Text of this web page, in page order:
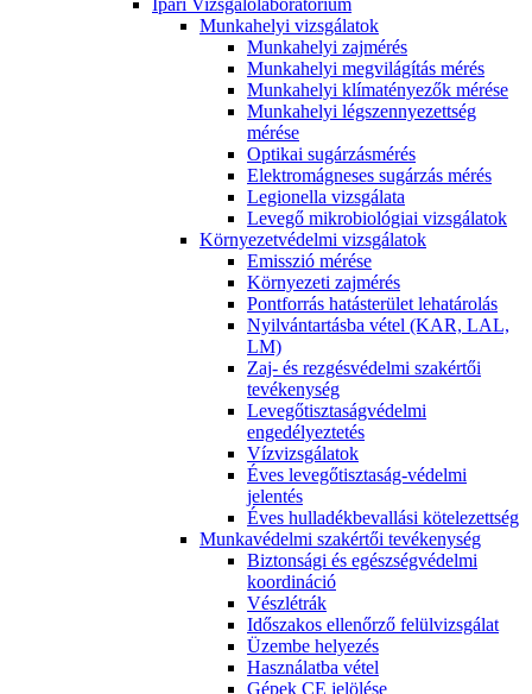
Munkahelyi vizsgálatok
Munkahelyi zajmérés
Munkahelyi megvilágítás mérés
Munkahelyi klímatényezők mérése
Munkahelyi légszennyezettség
mérése
Optikai sugárzásmérés
Elektromágneses sugárzás mérés
Legionella vizsgálata
Levegő mikrobiológiai vizsgálatok
Környezetvédelmi vizsgálatok
Emisszió mérése
Környezeti zajmérés
Pontforrás hatásterület lehatárolás
Nyilvántartásba vétel (KAR, LAL,
LM)
Zaj- és rezgésvédelmi szakértői
tevékenység
Levegőtisztaságvédelmi
engedélyeztetés
Vízvizsgálatok
Éves levegőtisztaság-védelmi
jelentés
Éves hulladékbevallási kötelezettség
Munkavédelmi szakértői tevékenység
Biztonsági és egészségvédelmi
koordináció
Vészlétrák
Időszakos ellenőrző felülvizsgálat
Üzembe helyezés
Használatba vétel
Gépek CE jelölése